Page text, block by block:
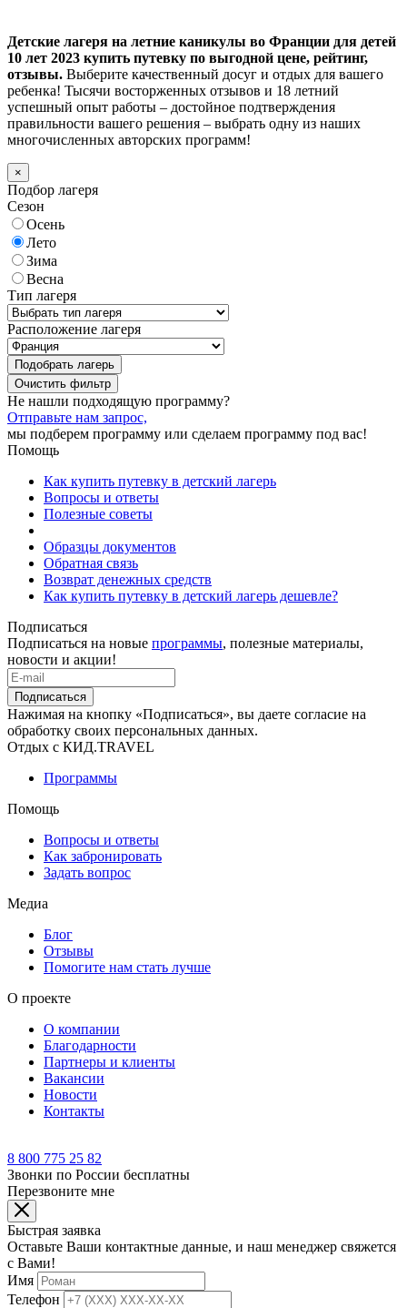
Детские лагеря на летние каникулы во Франции для детей
10 лет 2023 купить путевку по выгодной цене, рейтинг,
отзывы. Выберите качественный досуг и отдых для вашего
ребенка! Тысячи восторженных отзывов и 18 летний
успешный опыт работы – достойное подтверждения
правильности вашего решения – выбрать одну из наших
многочисленных авторских программ!
×
Подбор лагеря
Сезон
Осень
Лето
Зима
Весна
Тип лагеря
Расположение лагеря
Подобрать лагерь
Не нашли подходящую программу?
Отправьте нам запрос,
мы подберем программу или сделаем программу под вас!
Помощь
Как купить путевку в детский лагерь
Вопросы и ответы
Полезные советы
Образцы документов
Обратная связь
Возврат денежных средств
Как купить путевку в детский лагерь дешевле?
Подписаться
Подписаться на новые программы, полезные материалы,
новости и акции!
Подписаться
Нажимая на кнопку «Подписаться», вы даете согласие на
обработку своих персональных данных.
Отдых с КИД.TRAVEL
Программы
Помощь
Вопросы и ответы
Как забронировать
Задать вопрос
Медиа
Блог
Отзывы
Помогите нам стать лучше
О проекте
О компании
Благодарности
Партнеры и клиенты
Вакансии
Новости
Контакты
8 800 775 25 82
Звонки по России бесплатны
Перезвоните мне
Быстрая заявка
Оставьте Ваши контактные данные, и наш менеджер свяжется
с Вами!
Имя
Телефон